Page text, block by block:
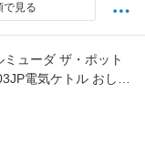
で見る
ューダ ザ・ポット
電気ケトル おしゃ
ーヒードリップ ポ
かしポット 湯沸かし
祝い ホワイト ブラ